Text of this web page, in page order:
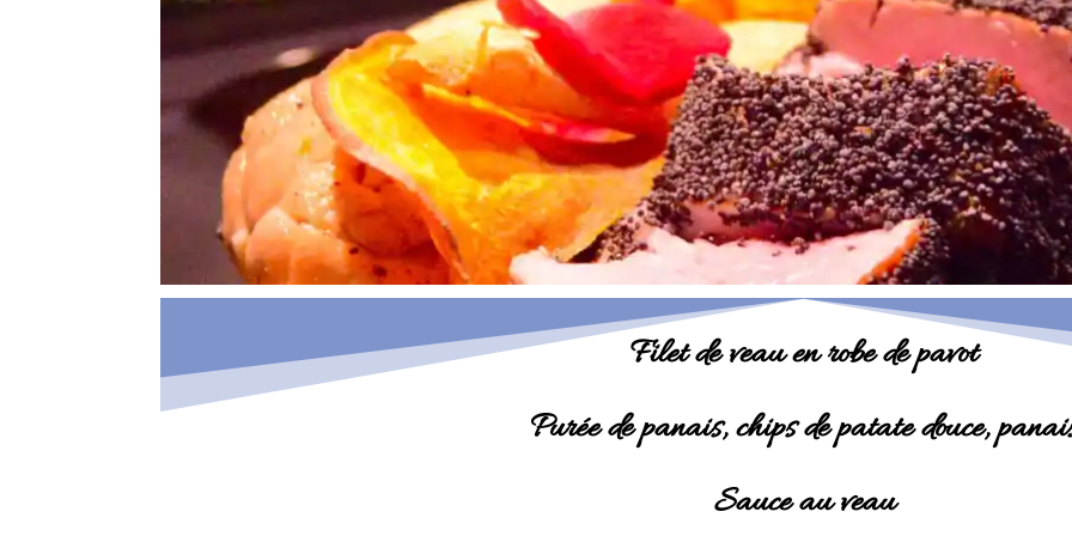
Filet de veau en robe de pavot
Purée de panais, chips de patate douce,
Sauce au veau